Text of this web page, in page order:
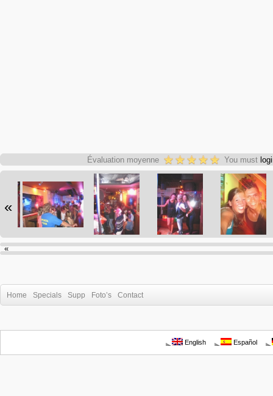
Évaluation moyenne You must
«
«
Home Specials Supp Foto’s Contact
English Español